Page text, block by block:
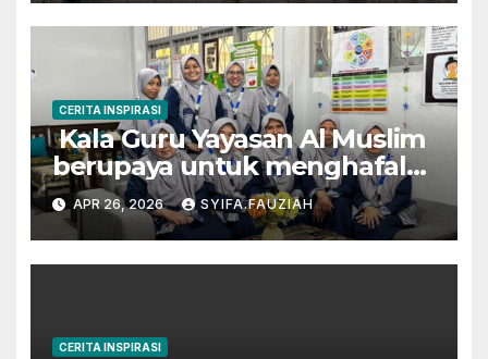
CERITA INSPIRASI
Kala Guru Yayasan Al Muslim
berupaya untuk menghafal
Al-Qur’an
APR 26, 2026 SYIFA.FAUZIAH
CERITA INSPIRASI